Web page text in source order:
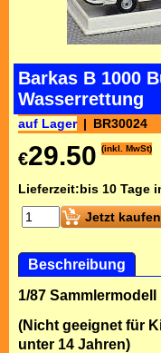
Barkas B 1000
Wasserrettung
auf Lager BR30024
€29.50 (inkl. MwSt)
Lieferzeit:bis 10 Tage
Jetzt kaufen
Beschreibung
1/87 Sammlermodell
(Nicht geeignet für
unter 14 Jahren)